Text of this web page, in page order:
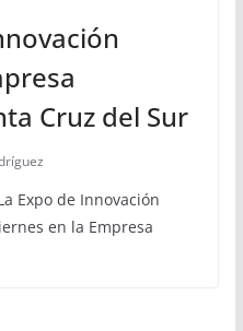
Cruz del Sur
Expo de Innovación
en la Empresa